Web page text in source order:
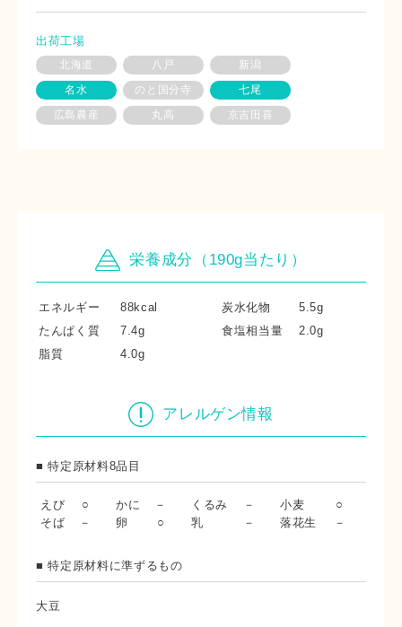
出荷工場
北海道 八戸
新潟
名水
のと国分寺
七尾
広島農産
丸高 京吉田喜
栄養成分（190g当たり）
エネルギー 88kcal 炭水化物
5.5g
たんぱく質
7.4g 食塩相当量
2.0g
脂質
4.0g
アレルゲン情報
■ 特定原材料8品目
えび ○ かに － くるみ － 小麦
○
そば
－ 卵 ○ 乳 － 落花生 －
■ 特定原材料に準ずるもの
大豆